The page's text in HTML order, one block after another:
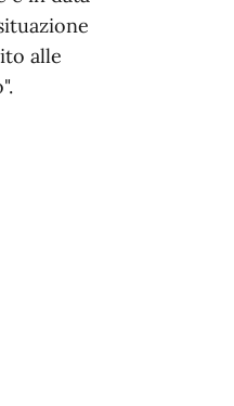
alle